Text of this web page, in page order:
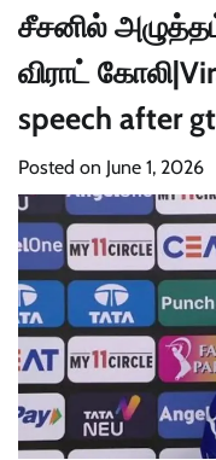
சீசனில்
விராட்
speech after
Posted on June 1, 2026